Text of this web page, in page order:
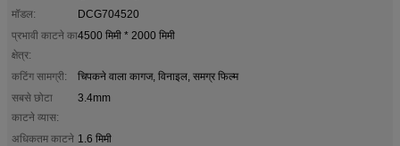
मॉडल:
DCG704520
प्रभावी काटने का
क्षेत्र:
4500 मिमी * 2000 मिमी
कटिंग सामग्री:
चिपकने वाला कागज, विनाइल, समग्र फिल्म
सबसे छोटा
काटने व्यास:
3.4mm
अधिकतम काटने 1.6 मिमी